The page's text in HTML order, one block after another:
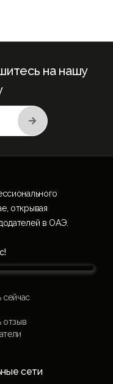
открывая
в ОАЭ.
сейчас
отзыв
сети
на нашу